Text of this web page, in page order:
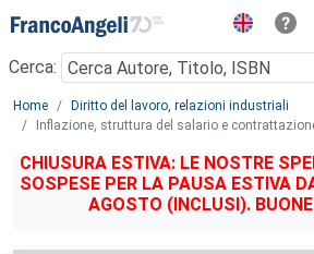
Menu
Cerca:
Main content
Home
Diritto del lavoro, relazioni industriali
Inflazione, struttura del salario e
CHIUSURA ESTIVA: LE NOSTRE
SOSPESE PER LA PAUSA ESTIVA
AGOSTO (INCLUSI).